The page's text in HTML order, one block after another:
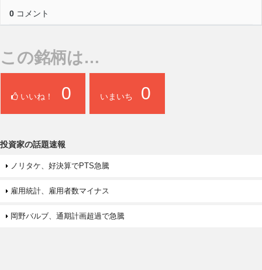
0 コメント
この銘柄は…
いいね！ 0 いまいち 0
投資家の話題速報
ノリタケ、好決算でPTS急騰
雇用統計、雇用者数マイナス
岡野バルブ、通期計画超過で急騰